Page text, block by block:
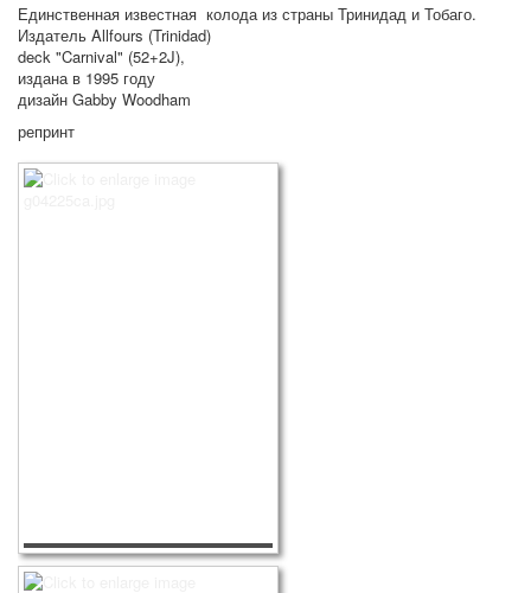
Единственная известная колода из страны Тринидад и Тобаго.
Издатель Allfours (Trinidad)
deck "Carnival" (52+2J),
издана в 1995 году
дизайн Gabby Woodham
репринт